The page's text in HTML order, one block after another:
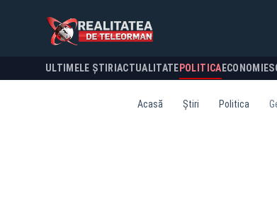
ULTIMELE ȘTIRI ACTUALITATE POLITICA ECONOMIE
Acasă Știri Politica